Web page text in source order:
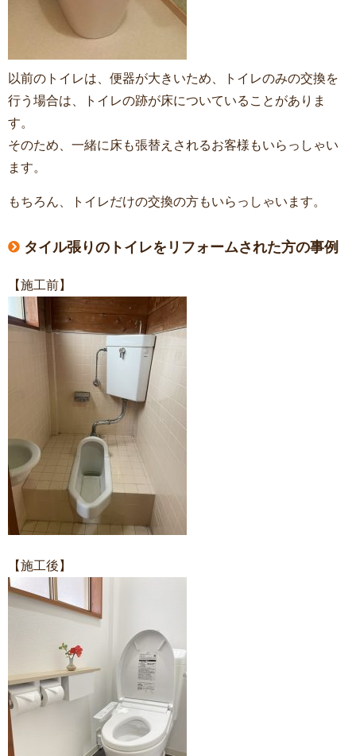
以前のトイレは、便器が大きいため、トイレのみの交換を
行う場合は、トイレの跡が床についていることがありま
す。
そのため、一緒に床も張替えされるお客様もいらっしゃい
ます。
もちろん、トイレだけの交換の方もいらっしゃいます。
タイル張りのトイレをリフォームされた方の事例
【施工前】
【施工後】